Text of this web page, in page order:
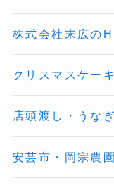
株式会社末広の
クリスマスケー
店頭渡し・うな
安芸市・岡宗農